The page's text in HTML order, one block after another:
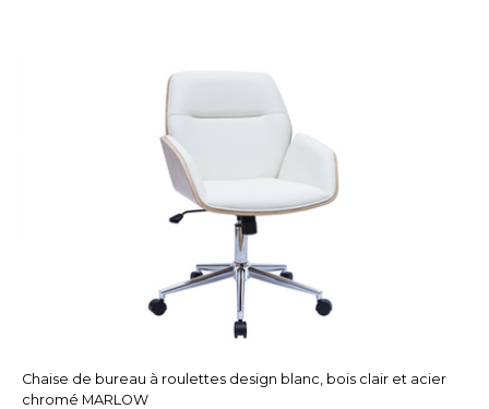
Chaise de bureau à roulettes design blanc, bois clair et acier
chromé MARLOW